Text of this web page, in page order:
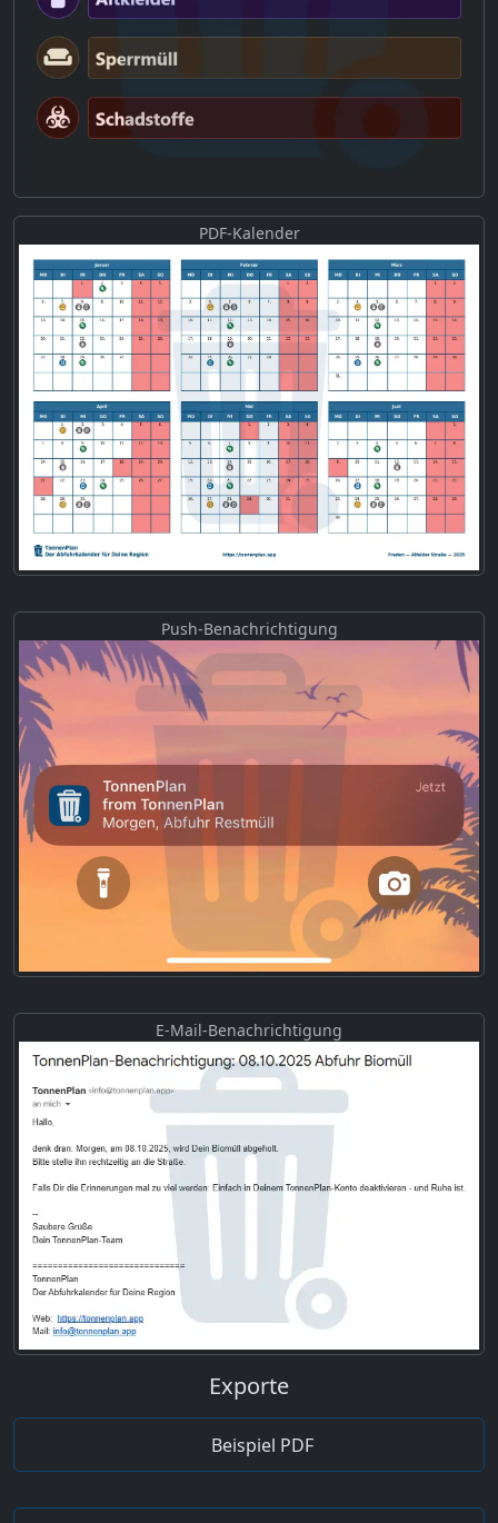
PDF-Kalender
Push-Benachrichtigung
E-Mail-Benachrichtigung
Exporte
Beispiel PDF